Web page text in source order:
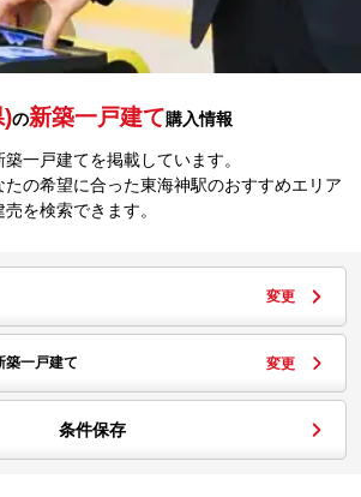
)の新築一戸建て購入情報
一戸建てを掲載しています。
の希望に合った東海神駅のおすすめエリア
を検索できます。
変更
築一戸建て 変更
条件保存